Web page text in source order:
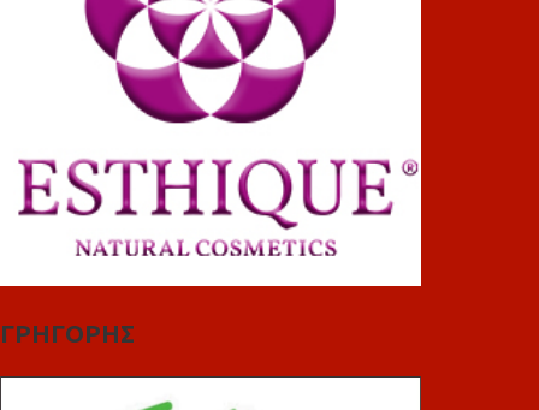
ΓΡΗΓΟΡΗΣ